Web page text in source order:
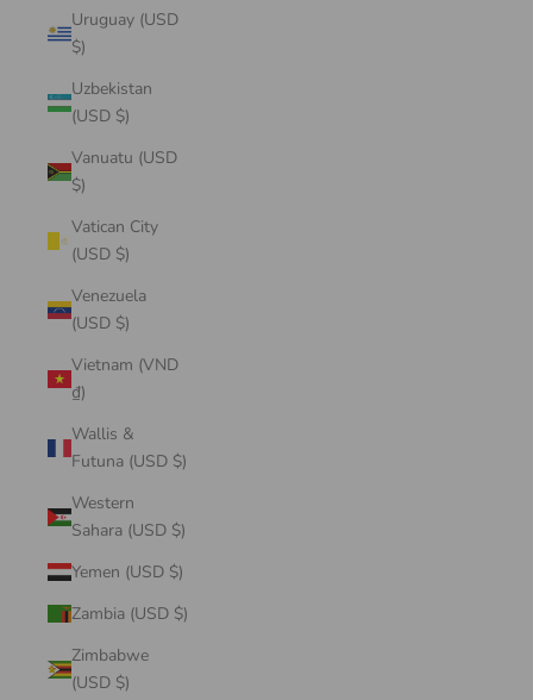
Uruguay (USD
$)
Uzbekistan
(USD $)
Vanuatu (USD
$)
Vatican City
(USD $)
Venezuela
(USD $)
Vietnam (VND
₫)
Wallis &
Futuna (USD $)
Western
Sahara (USD $)
Yemen (USD $)
Zambia (USD $)
Zimbabwe
(USD $)